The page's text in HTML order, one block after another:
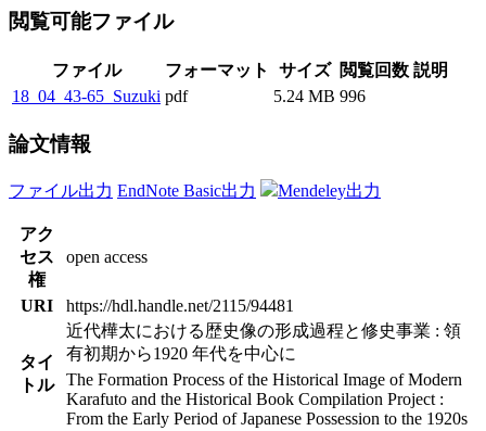
閲覧可能ファイル
ファイル フォーマット サイズ 閲覧回数 説明
18_04_43-65_Suzuki pdf 5.24 MB 996
論文情報
ファイル出力 EndNote Basic出力 Mendeley出力
アク
セス
権
open access
URI https://hdl.handle.net/2115/94481
タイ
トル
近代樺太における歴史像の形成過程と修史事業 : 領
有初期から1920 年代を中心に
The Formation Process of the Historical Image of Modern
Karafuto and the Historical Book Compilation Project :
From the Early Period of Japanese Possession to the 1920s